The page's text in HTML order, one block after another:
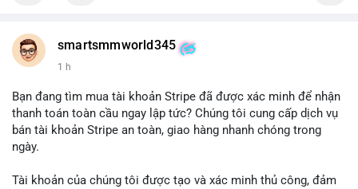
smartsmmworld345
1 h
Bạn đang tìm mua tài khoản Stripe đã được xác minh để nhận
thanh toán toàn cầu ngay lập tức? Chúng tôi cung cấp dịch vụ
bán tài khoản Stripe an toàn, giao hàng nhanh chóng trong
ngày.
Tài khoản của chúng tôi được tạo và xác minh thủ công, đảm